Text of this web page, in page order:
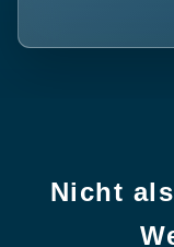
Nicht